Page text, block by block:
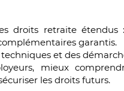
droits retraite étendus
garantis.
et des
mieux
les droits futurs.